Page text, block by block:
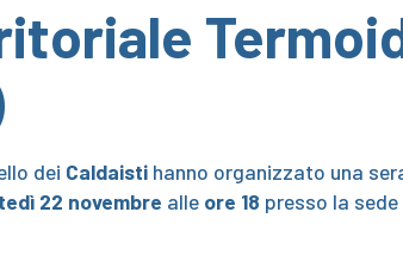
dei Caldaisti hanno organizzato una
22 novembre alle ore 18 presso la